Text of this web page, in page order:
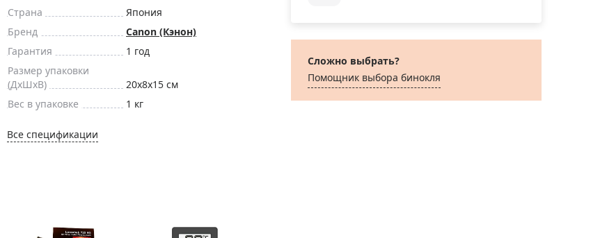
Фонари
Элементы питания, карты памяти
Фотоловушки
Тестеры качества воды
Нивелиры оптические
Страна
Япония
Бренд
Canon (Кэнон)
Гарантия
1 год
Размер упаковки
(ДxШxВ)
20x8x15 см
Вес в упаковке
1 кг
Все спецификации
Сложно выбрать?
Помощник выбора бинокля